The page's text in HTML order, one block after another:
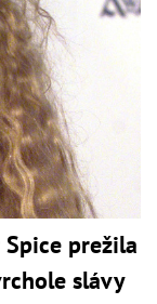
prežila
slávy